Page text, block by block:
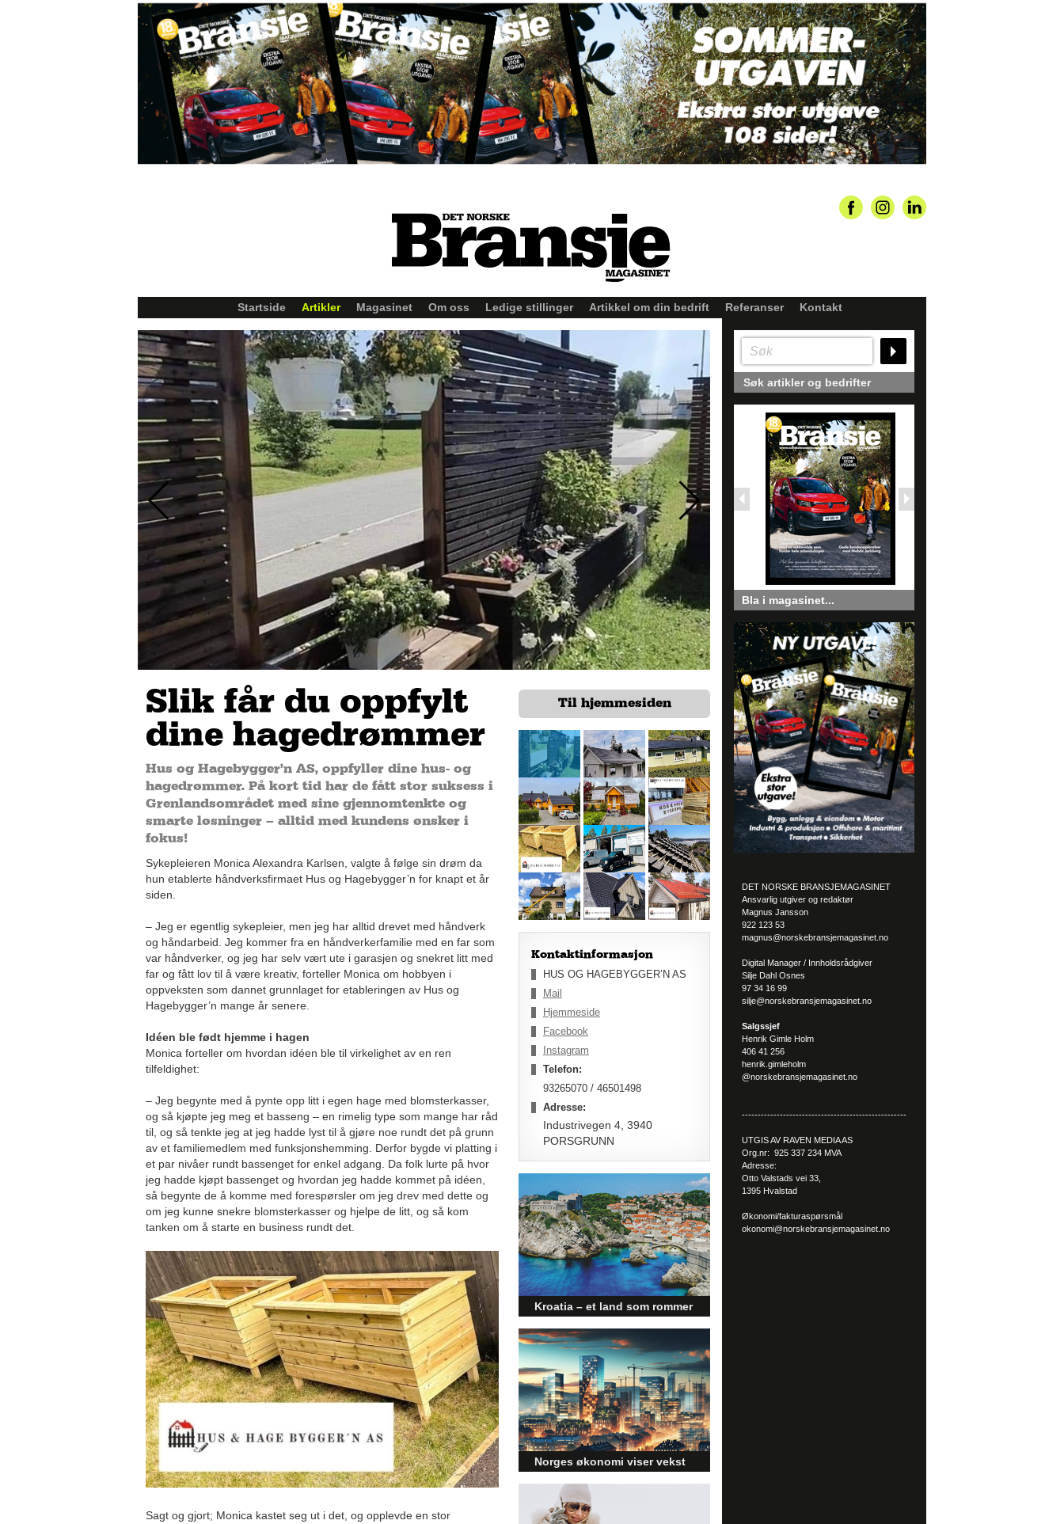
Startside Artikler Magasinet Om oss Ledige stillinger Artikkel om din bedrift Referanser Kontakt
Slik får du oppfylt
dine hagedrømmer
Hus og Hagebygger’n AS, oppfyller dine hus- og
hagedrømmer. På kort tid har de fått stor suksess i
Grenlandsområdet med sine gjennomtenkte og
smarte løsninger – alltid med kundens ønsker i
fokus!
Sykepleieren Monica Alexandra Karlsen, valgte å følge sin drøm da
hun etablerte håndverksfirmaet Hus og Hagebygger’n for knapt et år
siden.
– Jeg er egentlig sykepleier, men jeg har alltid drevet med håndverk
og håndarbeid. Jeg kommer fra en håndverkerfamilie med en far som
var håndverker, og jeg har selv vært ute i garasjen og snekret litt med
far og fått lov til å være kreativ, forteller Monica om hobbyen i
oppveksten som dannet grunnlaget for etableringen av Hus og
Hagebygger’n mange år senere.
Idéen ble født hjemme i hagen
Monica forteller om hvordan idéen ble til virkelighet av en ren
tilfeldighet:
– Jeg begynte med å pynte opp litt i egen hage med blomsterkasser,
og så kjøpte jeg meg et basseng – en rimelig type som mange har råd
til, og så tenkte jeg at jeg hadde lyst til å gjøre noe rundt det på grunn
av et familiemedlem med funksjonshemming. Derfor bygde vi platting i
et par nivåer rundt bassenget for enkel adgang. Da folk lurte på hvor
jeg hadde kjøpt bassenget og hvordan jeg hadde kommet på idéen,
så begynte de å komme med forespørsler om jeg drev med dette og
om jeg kunne snekre blomsterkasser og hjelpe de litt, og så kom
tanken om å starte en business rundt det.
Sagt og gjort; Monica kastet seg ut i det, og opplevde en stor
Til hjemmesiden
Kontaktinformasjon
HUS OG HAGEBYGGER’N AS
Mail
Hjemmeside
Facebook
Instagram
Telefon:
93265070 / 46501498
Adresse:
Industrivegen 4, 3940
PORSGRUNN
Kroatia – et land som rommer
mer enn kysten
Kroatia forbindes ofte med sol,
bading og klart hav, men landet
har langt flere sider enn det
førsteinntrykket mange sitter igjen
med.
Norges økonomi viser vekst
og påvirker byggebransjen
Den norske økonomien har vist
jevn vekst de siste tre kvartalene,
Søk artikler og bedrifter
Bla i magasinet...
DET NORSKE BRANSJEMAGASINET
Ansvarlig utgiver og redaktør
Magnus Jansson
922 123 53
magnus@norskebransjemagasinet.no
Digital Manager / Innholdsrådgiver
Silje Dahl Osnes
97 34 16 99
silje@norskebransjemagasinet.no
Salgssjef
Henrik Gimle Holm
406 41 256
henrik.gimleholm
@norskebransjemagasinet.no
----------------------------------------------------
UTGIS AV RAVEN MEDIA AS
Org.nr: 925 337 234 MVA
Adresse:
Otto Valstads vei 33,
1395 Hvalstad
Økonomi/fakturaspørsmål
okonomi@norskebransjemagasinet.no